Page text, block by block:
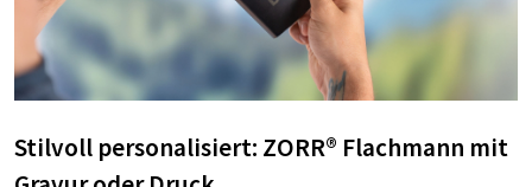
Stilvoll personalisiert: ZORR® Flachmann mit